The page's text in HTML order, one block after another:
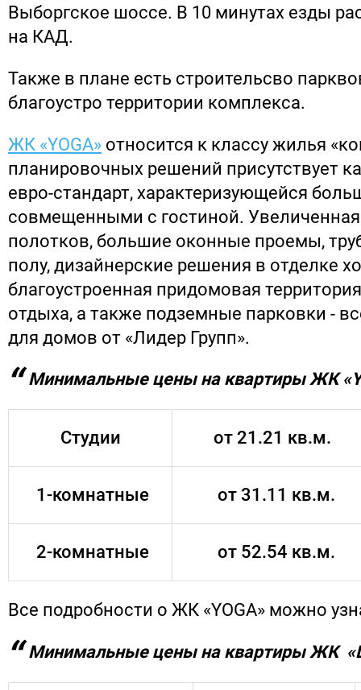
Выборгское шоссе. В 10 минутах езды
на КАД.
Также в плане есть строительсво
благоустро территории комплекса.
ЖК «YOGA» относится к классу жилья
планировочных решений присутствует
евро-стандарт, характеризующейся
совмещенными с гостиной.
полотков, большие оконные проемы,
полу, дизайнерские решения в отделке
благоустроенная придомовая
отдыха, а также подземные парковки -
для домов от «Лидер Групп».
Минимальные цены на квартиры ЖК
Студии от 21.21 кв.м.
1-комнатные от 31.11 кв.м.
2-комнатные от 52.54 кв.м.
Все подробности о ЖК «YOGA» можно
Минимальные цены на квартиры ЖК